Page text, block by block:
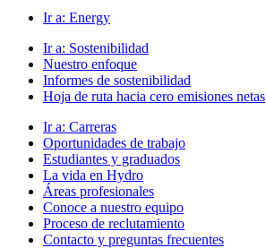
Ir a: Energy
Ir a: Sostenibilidad
Nuestro enfoque
Informes de sostenibilidad
Hoja de ruta hacia cero emisiones netas
Ir a: Carreras
Oportunidades de trabajo
Estudiantes y graduados
La vida en Hydro
Áreas profesionales
Conoce a nuestro equipo
Proceso de reclutamiento
Contacto y preguntas frecuentes